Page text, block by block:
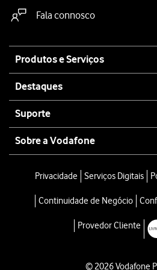
Fala connosco
map
Produtos e Serviços
Destaques
Suporte
Sobre a Vodafone
Privacidade Serviços Digitais
Continuidade de Negócio
Provedor Cliente
© 2026 Vodafone